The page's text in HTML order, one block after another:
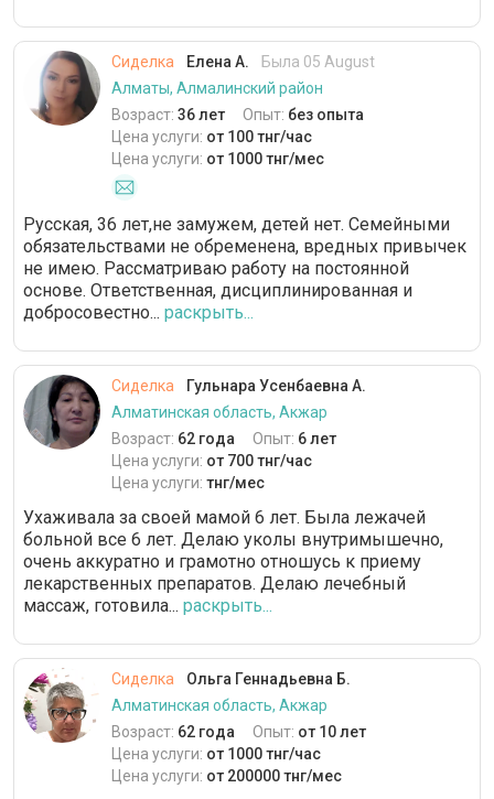
Сиделка Елена А.
Была 05 August
Алматы, Алмалинский район
Возраст: 36 лет Опыт: без опыта
Цена услуги: от 100 тнг/час
Цена услуги: от 1000 тнг/мес
Русская, 36 лет,не замужем, детей нет. Семейными
обязательствами не обременена, вредных привычек
не имею. Рассматриваю работу на постоянной
основе. Ответственная, дисциплинированная и
добросовестно... раскрыть...
Сиделка
Гульнара Усенбаевна А.
Алматинская область, Акжар
Возраст: 62 года Опыт: 6 лет
Цена услуги: от 700 тнг/час
Цена услуги: тнг/мес
Ухаживала за своей мамой 6 лет. Была лежачей
больной все 6 лет. Делаю уколы внутримышечно,
очень аккуратно и грамотно отношусь к приему
лекарственных препаратов. Делаю лечебный
массаж, готовила... раскрыть...
Сиделка
Ольга Геннадьевна Б.
Алматинская область, Акжар
Возраст: 62 года Опыт: от 10 лет
Цена услуги: от 1000 тнг/час
Цена услуги: от 200000 тнг/мес